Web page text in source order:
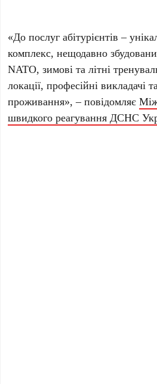
«До послуг абітурієнтів –
комплекс, нещодавно
NATO, зимові та літні
локації, професійні викладачі
проживання», – повідомляє
швидкого реагування ДСНС